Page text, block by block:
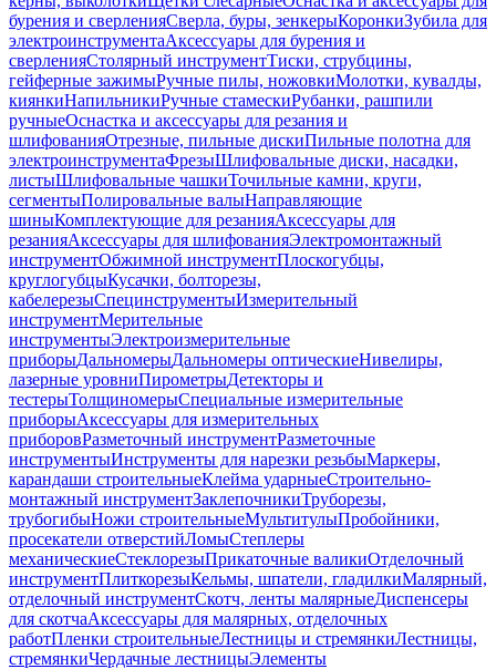
бурения и сверленияСверла, буры, зенкерыКоронкиЗубила для
электроинструментаАксессуары для бурения и
сверленияСтолярный инструментТиски, струбцины,
гейферные зажимыРучные пилы, ножовкиМолотки, кувалды,
киянкиНапильникиРучные стамескиРубанки, рашпили
ручныеОснастка и аксессуары для резания и
шлифованияОтрезные, пильные дискиПильные полотна для
электроинструментаФрезыШлифовальные диски, насадки,
листыШлифовальные чашкиТочильные камни, круги,
сегментыПолировальные валыНаправляющие
шиныКомплектующие для резанияАксессуары для
резанияАксессуары для шлифованияЭлектромонтажный
инструментОбжимной инструментПлоскогубцы,
круглогубцыКусачки, болторезы,
кабелерезыСпецинструментыИзмерительный
инструментМерительные
инструментыЭлектроизмерительные
приборыДальномерыДальномеры оптическиеНивелиры,
лазерные уровниПирометрыДетекторы и
тестерыТолщиномерыСпециальные измерительные
приборыАксессуары для измерительных
приборовРазметочный инструментРазметочные
инструментыИнструменты для нарезки резьбыМаркеры,
карандаши строительныеКлейма ударныеСтроительно-
монтажный инструментЗаклепочникиТруборезы,
трубогибыНожи строительныеМультитулыПробойники,
просекатели отверстийЛомыСтеплеры
механическиеСтеклорезыПрикаточные валикиОтделочный
инструментПлиткорезыКельмы, шпатели, гладилкиМалярный,
отделочный инструментСкотч, ленты малярныеДиспенсеры
для скотчаАксессуары для малярных, отделочных
работПленки строительныеЛестницы и стремянкиЛестницы,
стремянкиЧердачные лестницыЭлементы